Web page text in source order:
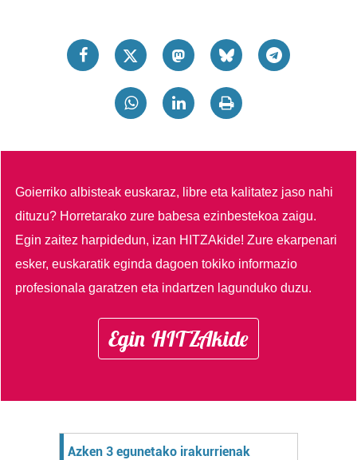
Goierriko albisteak euskaraz, libre eta kalitatez jaso nahi
dituzu? Horretarako zure babesa ezinbestekoa zaigu.
Egin zaitez harpidedun, izan HITZAkide!Zure ekarpenari
esker, euskaratik eginda dagoen tokiko informazio
profesionala garatzen eta indartzen lagunduko duzu.
Egin HITZAkide
Azken 3 egunetako irakurrienak